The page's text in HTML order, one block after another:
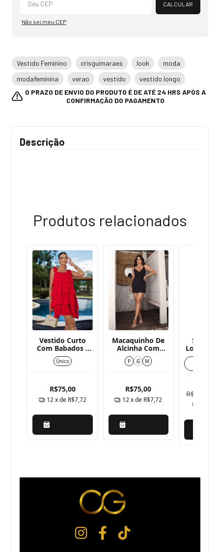
CALCULAR
Não sei meu CEP
Vestido Feminino crisguimaraes look
moda
modafeminina
verao vestido
vestido longo
O PRAZO DE ENVIO DO PRODUTO É DE ATÉ 24 HRS APÓS A
CONFIRMAÇÃO DO PAGAMENTO
Descrição
Produtos relacionados
Vestido Curto
Com Babados -
Rebeca
Único
R$75,00
12x de R$7,72
Macaquinho De
Alcinha Com
Aplicação De
Ziper Nas Costas
P G M
R$75,00
12 x de R$7,72
Saia
Longa
R$60,00